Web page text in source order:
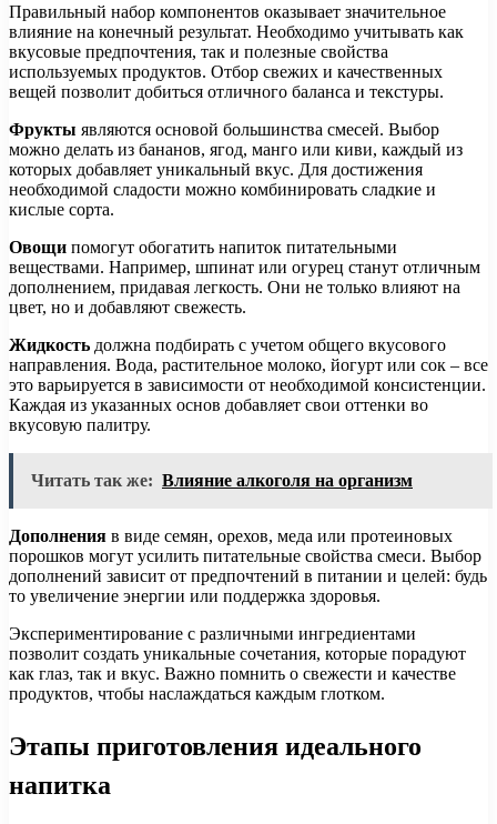
Правильный набор компонентов оказывает значительное
влияние на конечный результат. Необходимо учитывать как
вкусовые предпочтения, так и полезные свойства
используемых продуктов. Отбор свежих и качественных
вещей позволит добиться отличного баланса и текстуры.
Фрукты являются основой большинства смесей. Выбор
можно делать из бананов, ягод, манго или киви, каждый из
которых добавляет уникальный вкус. Для достижения
необходимой сладости можно комбинировать сладкие и
кислые сорта.
Овощи помогут обогатить напиток питательными
веществами. Например, шпинат или огурец станут отличным
дополнением, придавая легкость. Они не только влияют на
цвет, но и добавляют свежесть.
Жидкость должна подбирать с учетом общего вкусового
направления. Вода, растительное молоко, йогурт или сок – все
это варьируется в зависимости от необходимой консистенции.
Каждая из указанных основ добавляет свои оттенки во
вкусовую палитру.
Читать так же: Влияние алкоголя на организм
Дополнения в виде семян, орехов, меда или протеиновых
порошков могут усилить питательные свойства смеси. Выбор
дополнений зависит от предпочтений в питании и целей: будь
то увеличение энергии или поддержка здоровья.
Экспериментирование с различными ингредиентами
позволит создать уникальные сочетания, которые порадуют
как глаз, так и вкус. Важно помнить о свежести и качестве
продуктов, чтобы наслаждаться каждым глотком.
Этапы приготовления идеального
напитка